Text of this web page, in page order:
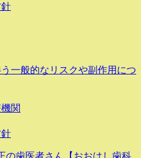
一般的なリスクや副作用につ
関